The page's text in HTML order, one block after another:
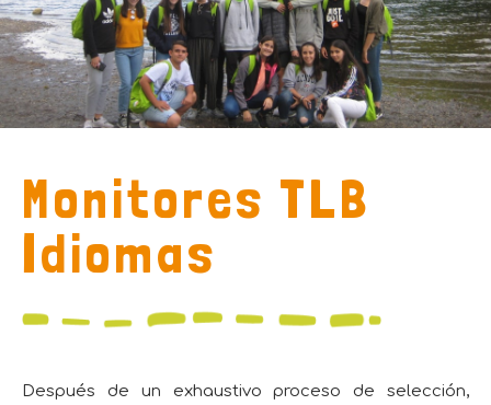
Monitores TLB
Idiomas
Después de un exhaustivo proceso de selección,